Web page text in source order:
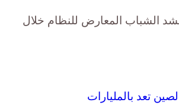
الشباب المعارض للنظام خلال
تعد بالمليارات